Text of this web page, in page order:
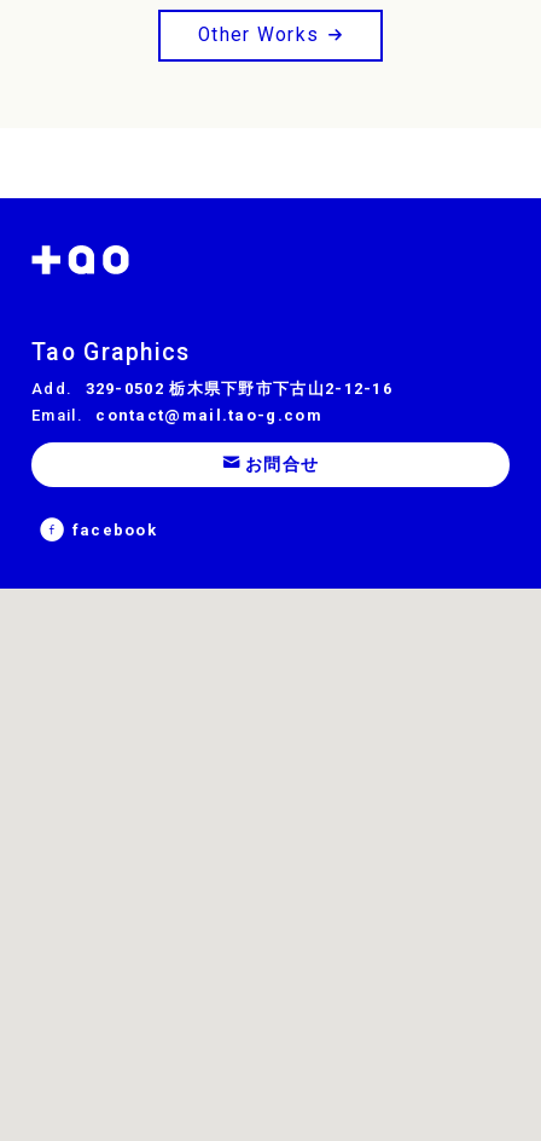
Other Works
Tao Graphics
Add.
329-0502 栃木県下野市下古山2-12-16
Email.
contact@mail.tao-g.com
お問合せ
facebook